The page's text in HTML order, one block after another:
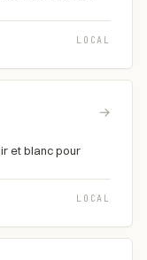
LOCAL
→
et blanc pour
LOCAL